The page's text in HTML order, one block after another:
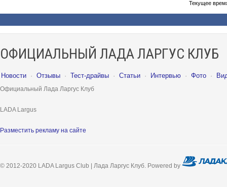
Текущее
ОФИЦИАЛЬНЫЙ ЛАДА ЛАРГУС КЛУБ
Новости · Отзывы · Тест-драйвы · Статьи · Интервью · Фото ·
Официальный Лада Ларгус Клуб
LADA Largus
Разместить рекламу на сайте
© 2012-2020 LADA Largus Club | Лада Ларгус Клуб. Powered by